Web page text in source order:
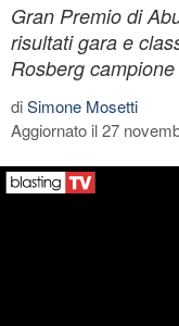
Gran Premio di
risultati gara e
Rosberg
diSimone Mosetti
Aggiornato il 27